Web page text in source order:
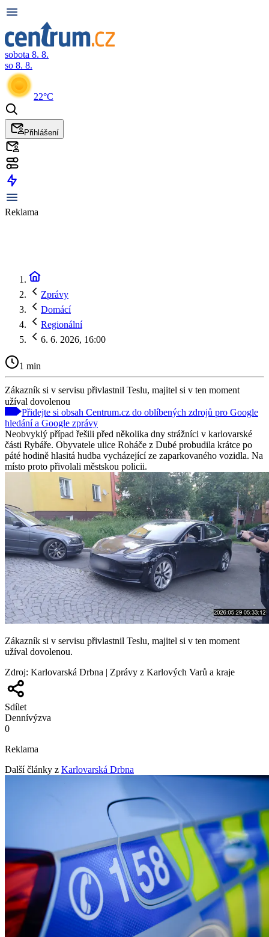
sobota 8. 8.
so 8. 8.
22°C
Přihlášení
Reklama
Zprávy
Domácí
Regionální
6. 6. 2026, 16:00
1 min
Zákazník si v servisu přivlastnil Teslu, majitel si v ten moment
užíval dovolenou
Přidejte si obsah Centrum.cz do oblíbených zdrojů pro Google
hledání a Google zprávy
Neobvyklý případ řešili před několika dny strážníci v karlovarské
části Rybáře. Obyvatele ulice Roháče z Dubé probudila krátce po
páté hodině hlasitá hudba vycházející ze zaparkovaného vozidla. Na
místo proto přivolali městskou policii.
Zákazník si v servisu přivlastnil Teslu, majitel si v ten moment
užíval dovolenou.
Zdroj: Karlovarská Drbna | Zprávy z Karlových Varů a kraje
Sdílet
Dennívýzva
0
Reklama
Další články z Karlovarská Drbna